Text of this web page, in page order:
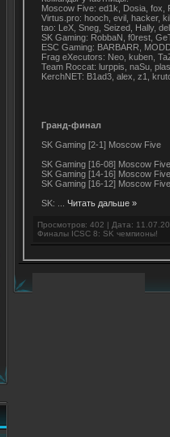
Moscow Five: ed1k, Dosia, fox,
Virtus.pro: hooch, evil, hacker,
tao: LeX, Sneg, Seized, Hally,
SK Gaming: RobbaN, f0rest,
ESC Gaming: BARBARR,
Frag eXecutors: Neo, kuben,
Team Roccat: lurppis, naSu,
KerchNET: B1ad3, alex, z1,
Гранд-финал
SK Gaming [2-1] Moscow Five
SK Gaming [16-08] Moscow
SK Gaming [14-16] Moscow
SK Gaming [16-12] Moscow
SK:
Читать дальше »
Просмотров: 402 | Дата:
Финалы ICSC 8: SK чемпионы!